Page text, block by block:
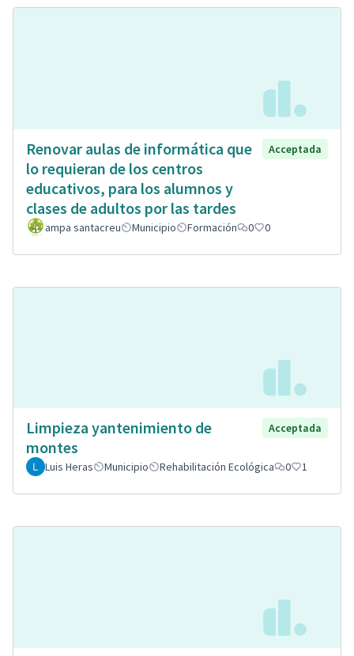
Renovar aulas de informática que
lo requieran de los centros
educativos, para los alumnos y
clases de adultos por las tardes
Acceptada
ampa santacreu Municipio Formación 0 0
Limpieza yantenimiento de
montes
Acceptada
Luis Heras Municipio Rehabilitación Ecológica 0 1